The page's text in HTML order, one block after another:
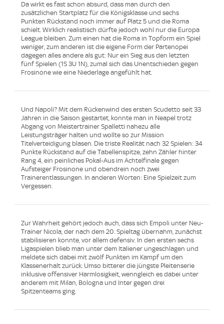
Da wirkt es fast schon absurd, dass man durch den
zusätzlichen Startplatz für die Königsklasse und sechs
Punkten Rückstand noch immer auf Platz 5 und die Roma
schielt. Wirklich realistisch dürfte jedoch wohl nur die Europa
League bleiben. Zum einen hat die Roma in Topform ein Spiel
weniger, zum anderen ist die eigene Form der Partenopei
dagegen alles andere als gut: Nur ein Sieg aus den letzten
fünf Spielen (1S 3U 1N), zumal sich das Unentschieden gegen
Frosinone wie eine Niederlage angefühlt hat.
Und Napoli? Mit dem Rückenwind des ersten Scudetto seit 33
Jahren in die Saison gestartet, konnte man in Neapel trotz
Abgang von Meistertrainer Spalletti nahezu alle
Leistungsträger halten und wollte so zur Mission
Titelverteidigung blasen. Die triste Realität nach 32 Spielen: 34
Punkte Rückstand auf die Tabellenspitze, zehn Zähler hinter
Rang 4, ein peinliches Pokal-Aus im Achtelfinale gegen
Aufsteiger Frosinone und obendrein noch zwei
Trainerentlassungen. In anderen Worten: Eine Spielzeit zum
Vergessen.
Zur Wahrheit gehört jedoch auch, dass sich Empoli unter Neu-
Trainer Nicola, der nach dem 20. Spieltag übernahm, zunächst
stabilisieren konnte, vor allem defensiv. In den ersten sechs
Ligaspielen blieb man unter dem Italiener ungeschlagen und
meldete sich dabei mit zwölf Punkten im Kampf um den
Klassenerhalt zurück. Umso bitterer die jüngste Pleitenserie
inklusive offensiver Harmlosigkeit, wenngleich es dabei unter
anderem mit Milan, Bologna und Inter gegen drei
Spitzenteams ging.